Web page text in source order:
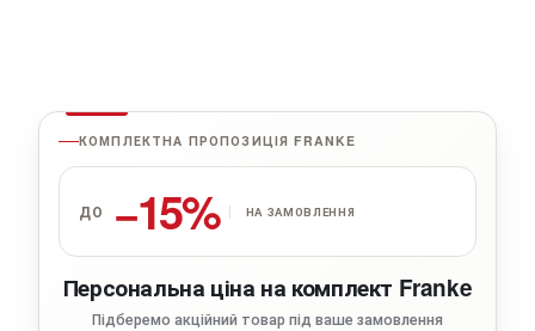
КОМПЛЕКТНА ПРОПОЗИЦІЯ FRANKE
ДО −15% НА ЗАМОВЛЕННЯ
Персональна ціна на комплект Franke
Підберемо акційний товар під ваше замовлення